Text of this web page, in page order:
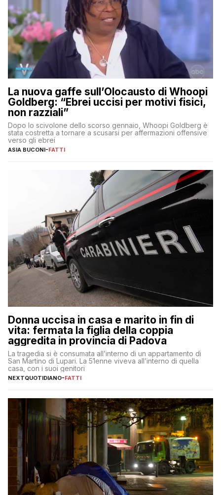
La nuova gaffe sull’Olocausto di Whoopi
Goldberg: “Ebrei uccisi per motivi fisici,
non razziali”
Dopo lo scivolone dello scorso gennaio, Whoopi Goldberg è
stata costretta a tornare a scusarsi per affermazioni offensive
verso gli ebrei
ASIA BUCONI-FATTI
Donna uccisa in casa e marito in fin di
vita: fermata la figlia della coppia
aggredita in provincia di Padova
La tragedia si è consumata all’interno di un appartamento di
San Martino di Lupari. La 51enne viveva all’interno di quella
casa, con i suoi genitori
NEXTQUOTIDIANO-FATTI